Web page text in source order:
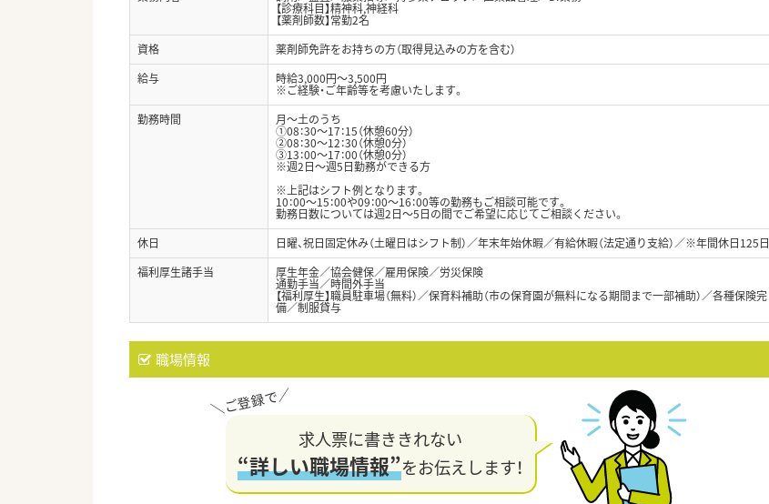
【診療科目】精神科,神経科
【薬剤師数】常勤2名
資格
薬剤師免許をお持ちの方（取得見込みの方を含む）
給与
時給3,000円～3,500円
※ご経験・ご年齢等を考慮いたします。
勤務時間
月～土のうち
①08：30～17：15（休憩60分）
②08：30～12：30（休憩0分）
③13：00～17：00（休憩0分）
※週2日～週5日勤務ができる方
※上記はシフト例となります。
10：00～15：00や09：00～16：00等の勤務もご相談可能です。
勤務日数については週2日～5日の間でご希望に応じてご相談ください。
休日
日曜、祝日固定休み（土曜日はシフト制）／年末年始休暇／有給休暇（法定通り支給）／※年間休日125日
福利厚生諸手当
厚生年金／協会健保／雇用保険／労災保険
通勤手当／時間外手当
【福利厚生】職員駐車場（無料）／保育料補助（市の保育園が無料になる期間まで一部補助）／各種保険完
備／制服貸与
職場情報
求人票に書ききれない
“詳しい職場情報”をお伝えします！